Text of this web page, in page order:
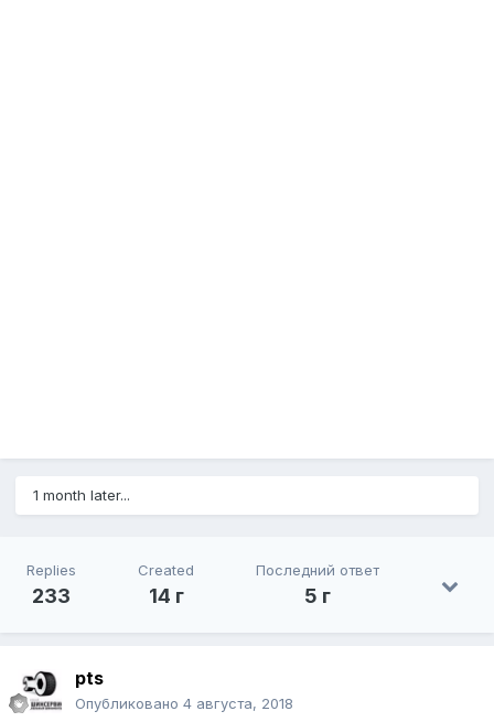
1 month later...
Replies
233
Created
14 г
Последний ответ
5 г
pts
Опубликовано 4 августа, 2018